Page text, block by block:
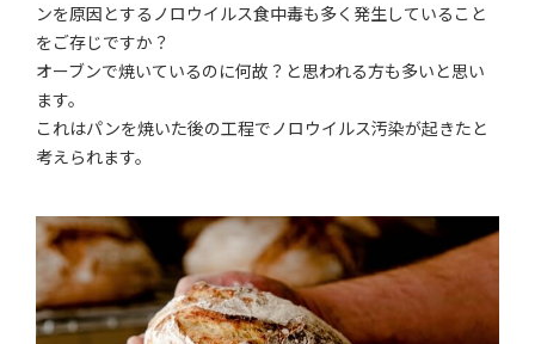
ンを原因とするノロウイルス食中毒も多く発生していること
をご存じですか？
オーブンで焼いているのに何故？と思われる方も多いと思い
ます。
これはパンを焼いた後の工程でノロウイルス汚染が起きたと
考えられます。